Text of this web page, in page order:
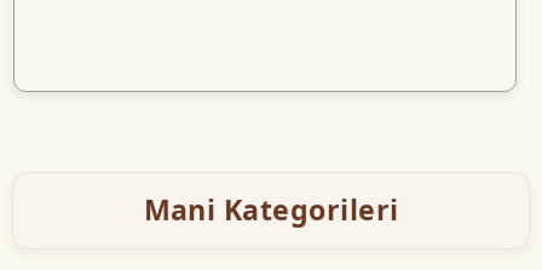
Mani Kategorileri